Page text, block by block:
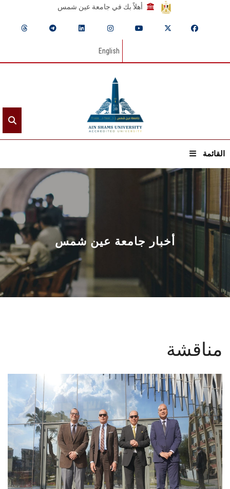
أهلاً بك في جامعة عين شمس
English
القائمة
الرئيسيـة
عن الجامعة
القطاعـات
الشئون الأكاديمية
البحث العلمي
الأنظمة الذكية
الإعلام
تواصل معنا
الطلاب
أخبار جامعة عين شمس
مناقشة